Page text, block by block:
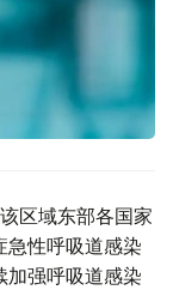
区域东部各国家
急性呼吸道感染
加强呼吸道感染